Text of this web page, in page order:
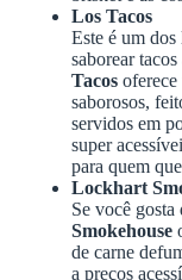
Los Tacos
Este é um dos
saborear
Tacos oferece
saborosos,
servidos em
super
para quem
Lockhart
Se você gosta
Smokehouse
de carne
a preços